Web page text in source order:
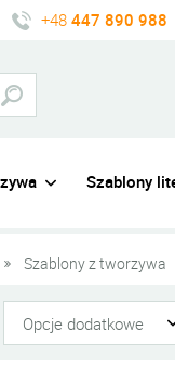
+48 447 890 988
Szablony
Szablony z tworzywa
Opcje dodatkowe